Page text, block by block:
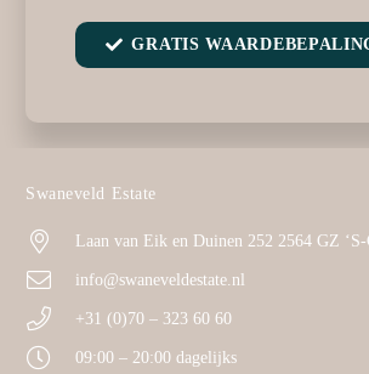
GRATIS
Swaneveld Estate
Laan van Eik en Duinen 252 2564 GZ ‘S-
info@swaneveldestate.nl
+31 (0)70 – 323 60 60
09:00 – 20:00 dagelijks